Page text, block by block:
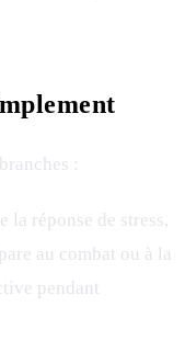
:
la réponse de stress,
au combat ou à la
pendant